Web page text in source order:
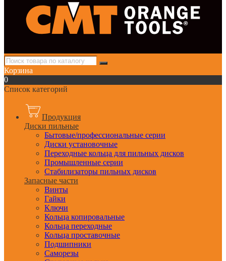
Корзина
0
Список категорий
Продукция
Диски пильные
Бытовые/профессиональные серии
Диски установочные
Переходные кольца для пильных дисков
Промышленные серии
Стабилизаторы пильных дисков
Запасные части
Винты
Гайки
Ключи
Кольца копировальные
Кольца переходные
Кольца проставочные
Подшипники
Саморезы